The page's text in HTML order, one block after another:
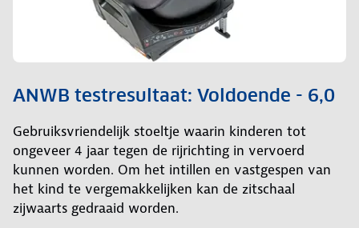
ANWB testresultaat: Voldoende - 6,0
Gebruiksvriendelijk stoeltje waarin kinderen tot
ongeveer 4 jaar tegen de rijrichting in vervoerd
kunnen worden. Om het intillen en vastgespen van
het kind te vergemakkelijken kan de zitschaal
zijwaarts gedraaid worden.